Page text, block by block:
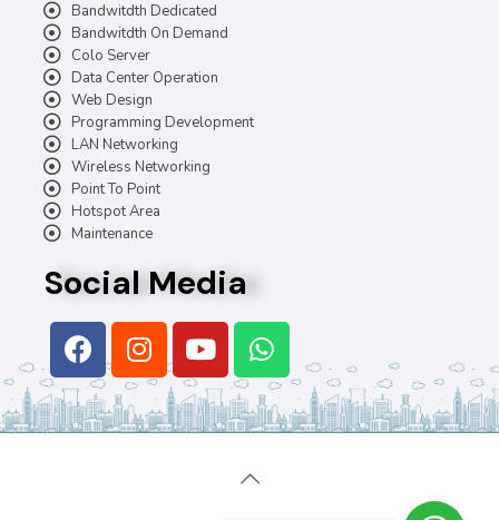
Bandwitdth Dedicated
Bandwitdth On Demand
Colo Server
Data Center Operation
Web Design
Programming Development
LAN Networking
Wireless Networking
Point To Point
Hotspot Area
Maintenance
Social Media